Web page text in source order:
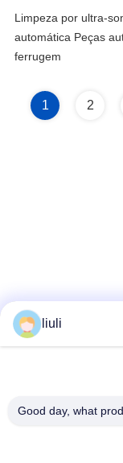
Limpeza por ultra-
automática Peças
ferrugem
1 2
86-
liuli
Good day, what